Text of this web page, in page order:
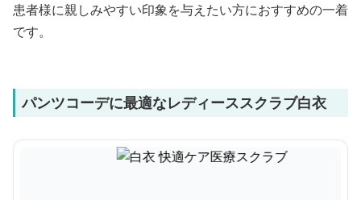
患者様に親しみやすい印象を与えたい方におすすめの一着
です。
パンツコーデに最適なレディーススクラブ白衣